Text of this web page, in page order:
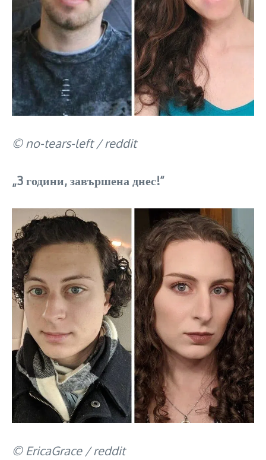
© no-tears-left / reddit
„3 години, завършена днес!“
© EricaGrace / reddit